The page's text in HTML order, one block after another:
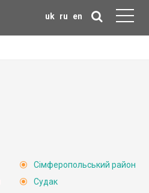
uk ru en
Сімферопольський район
Судак